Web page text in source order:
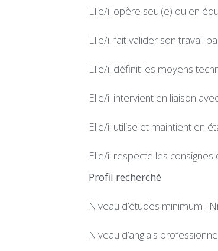
Elle/il opère seul(e) ou en
Elle/il fait valider son travail
Elle/il définit les moyens
Elle/il intervient en liaison
Elle/il utilise et maintient en
Elle/il respecte les consignes
Profil recherché
Niveau d’études minimum :
Niveau d’anglais